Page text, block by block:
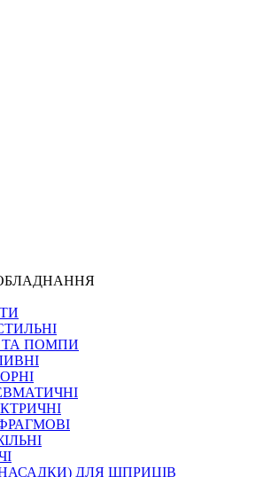
ПОМПИ
ДЛЯ ШПРИЦІВ